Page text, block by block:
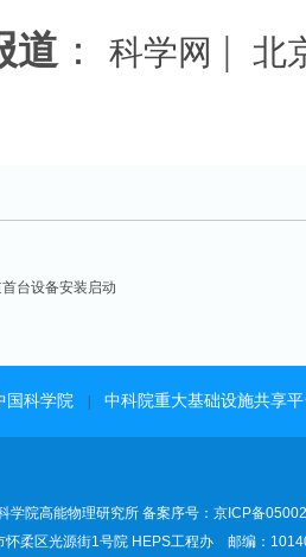
道 ：科学网 |北
首台设备安装启动
国科学院 中科院重大基础设施共享
学院高能物理研究所 备案序号：京ICP备
怀柔区光源街1号院 HEPS工程办 邮编：